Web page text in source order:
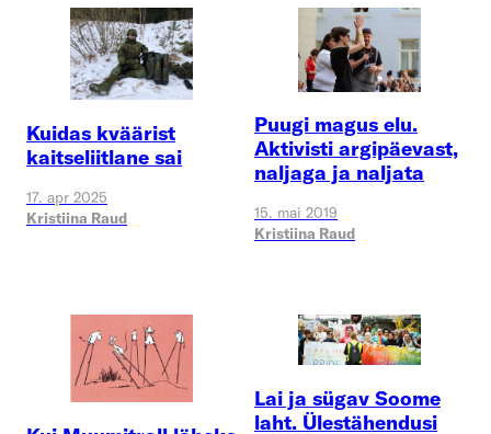
Kuidas kväärist
kaitseliitlane sai
17. apr 2025
Kristiina Raud
Puugi magus elu.
Aktivisti argipäevast,
naljaga ja naljata
15. mai 2019
Kristiina Raud
Lai ja sügav Soome
laht. Ülestähendusi